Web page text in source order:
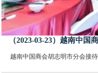
（2023-03-23）越南中
越南中国商会胡志明市分会接